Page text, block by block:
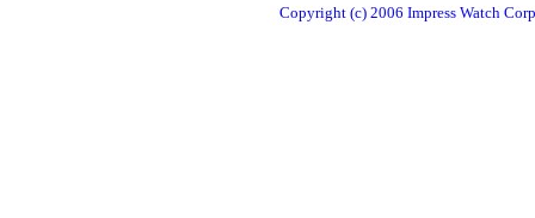
Copyright (c) 2006 Impress Watch